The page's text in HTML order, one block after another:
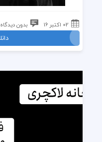
02 اکتبر 16 بدون دیدگاه